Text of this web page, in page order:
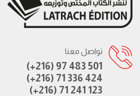
تواصل معنا
(+216) 97 483 501
(+216) 71 336 424
(+216) 71 241 123